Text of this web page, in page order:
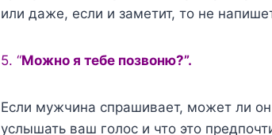
или даже, если и заметит, то не
5. “Можно я тебе позвоню?”.
Если мужчина спрашивает, может ли он
услышать ваш голос и что это